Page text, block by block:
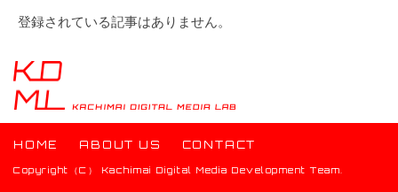
登録されている記事はありません。
HOME ABOUT US CONTACT
Copyright（C） Kachimai Digital Media Development Team.